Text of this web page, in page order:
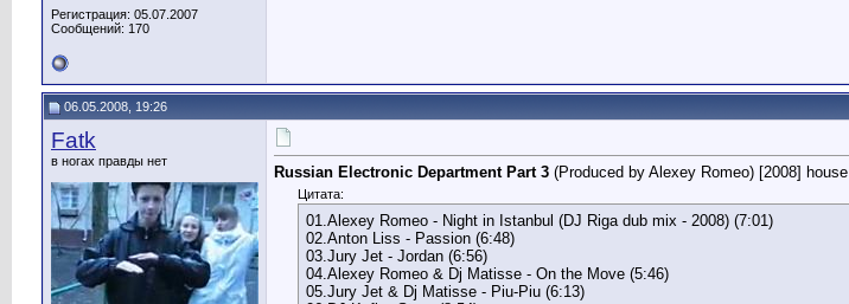
Регистрация: 05.07.2007
Сообщений: 170
06.05.2008, 19:26
Fatk
в ногах правды нет
Russian Electronic Department Part 3 (Produced by Alexey Romeo) [2008] house
Цитата:
01.Alexey Romeo - Night in Istanbul (DJ Riga dub mix - 2008) (7:01)
02.Anton Liss - Passion (6:48)
03.Jury Jet - Jordan (6:56)
04.Alexey Romeo & Dj Matisse - On the Move (5:46)
05.Jury Jet & Dj Matisse - Piu-Piu (6:13)